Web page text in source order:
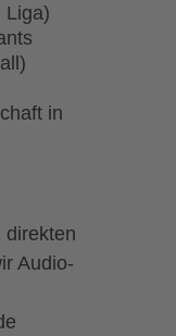
Liga)
in
direkten
Audio-